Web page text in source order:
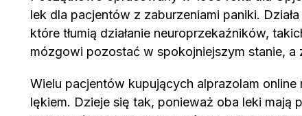
lek dla pacjentów z zaburzeniami paniki.
które tłumią działanie neuroprzekaźników,
mózgowi pozostać w spokojniejszym stanie,
Wielu pacjentów kupujących alprazolam
lękiem. Dzieje się tak, ponieważ oba leki mają